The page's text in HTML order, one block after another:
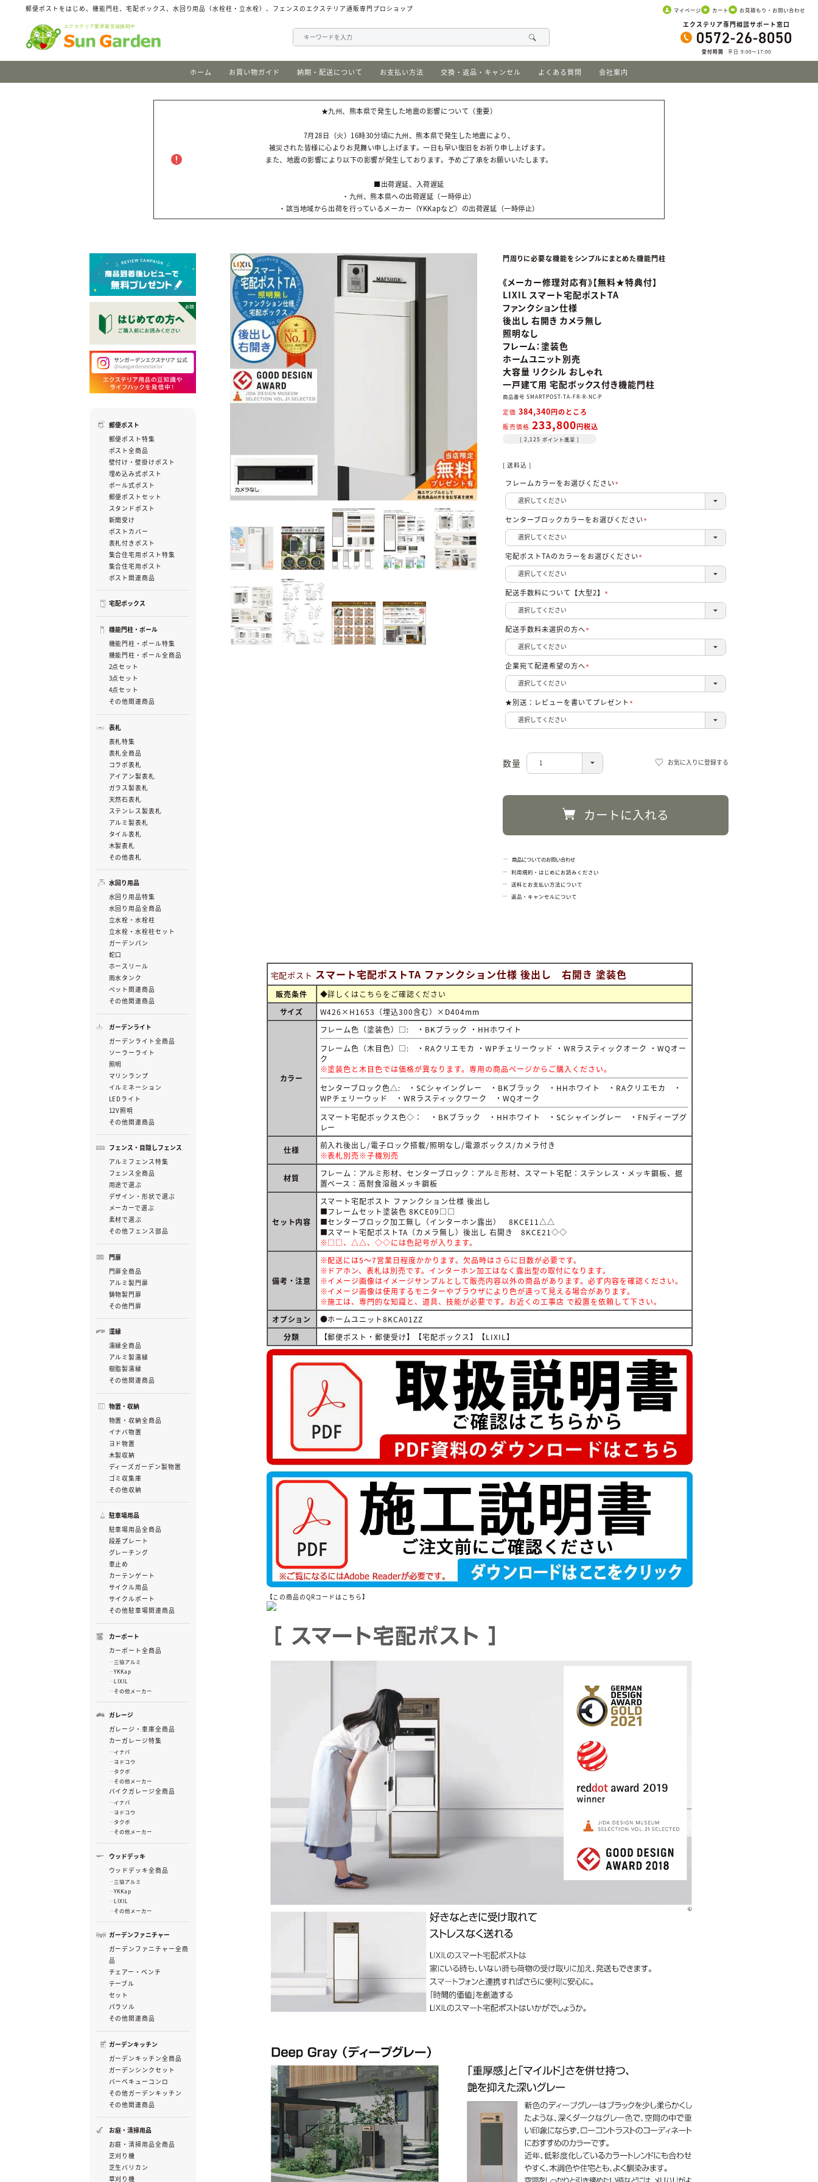
郵便ポストをはじめ、機能門柱、宅配ボックス、水回り用品（水栓柱・立水栓）、フェンスのエクステリア通販専門プロショップ マイページ カート お見積もり・お問い合わせ
エクステリア専門相談サポート窓口
0572-26-8050
受付時間 平日 9:00〜17:00
ホーム お買い物ガイド 納期・配送について お支払い方法 交換・返品・キャンセル よくある質問 会社案内
★九州、熊本県で発生した地震の影響について（重要）
7月28日（火）16時30分頃に九州、熊本県で発生した地震により、
被災された皆様に心よりお見舞い申し上げます。一日も早い復旧をお祈り申し上げます。
また、地震の影響により以下の影響が発生しております。予めご了承をお願いいたします。
■出荷遅延、入荷遅延
・九州、熊本県への出荷遅延（一時停止）
・該当地域から出荷を行っているメーカー（YKKapなど）の出荷遅延（一時停止）
門周りに必要な機能をシンプルにまとめた機能門柱
《メーカー修理対応有》【無料★特典付】
LIXIL スマート宅配ポストTA
ファンクション仕様
後出し 右開き カメラ無し
照明なし
フレーム：塗装色
ホームユニット別売
大容量 リクシル おしゃれ
一戸建て用 宅配ボックス付き機能門柱
商品番号 SMARTPOST-TA-FR-R-NC-P
定価 384,340 のところ
販売価格 233,800 税込
[ 2,125 ポイント進呈 ]
送料込
フレームカラーをお選びください
(必
センターブロックカラーをお選びください
(必
宅配ポストTAのカラーをお選びください
(必
配送手数料について【大型2】
(必
配送手数料未選択の方へ
(必
企業宛て配達希望の方へ
(必
★別送：レビューを書いてプレゼント
(必
お気に入りに登録する
カートに入れる
商品についてのお問い合わせ
利用規約・はじめにお読みください
送料とお支払い方法について
返品・キャンセルについて
宅配ポスト スマート宅配ポストTA ファンクション仕様 後出し 右開き 塗装色
販売条件 ◆詳しくはこちらをご確認ください
サイズ
W426×H1653（埋込300含む）×D404mm
カラー
フレーム色（塗装色）□: ・BKブラック ・HHホワイト
フレーム色（木目色）□: ・RAクリエモカ ・WPチェリーウッド ・WRラスティックオーク ・WQオー
ク
※塗装色と木目色では価格が異なります。専用の商品ページからご購入ください。
センターブロック色△: ・SCシャイングレー ・BKブラック ・HHホワイト ・RAクリエモカ ・
WPチェリーウッド ・WRラスティックワーク ・WQオーク
スマート宅配ボックス色◇： ・BKブラック ・HHホワイト ・SCシャイングレー ・FNディープグ
レー
仕様
前入れ後出し/電子ロック搭載/照明なし/電源ボックス/カメラ付き
※表札別売※子機別売
材質
フレーム：アルミ形材、センターブロック：アルミ形材、スマート宅配：ステンレス・メッキ鋼板、据
置ベース：高耐食溶融メッキ鋼板
セット内容
スマート宅配ポスト ファンクション仕様 後出し
■フレームセット塗装色 8KCE09□□
■センターブロック加工無し（インターホン露出） 8KCE11△△
■スマート宅配ポストTA（カメラ無し）後出し 右開き 8KCE21◇◇
※□□、△△、◇◇には色記号が入ります。
備考・注意
※配送には5～7営業日程度かかります。欠品時はさらに日数が必要です。
※ドアホン、表札は別売です。インターホン加工はなく露出型の取付になります。
※イメージ画像はイメージサンプルとして販売内容以外の商品があります。必ず内容を確認ください。
※イメージ画像は使用するモニターやブラウザにより色が違って見える場合があります。
※施工は、専門的な知識と、道具、技能が必要です。お近くの工事店 で設置を依頼して下さい。
オプション
●ホームユニット8KCA01ZZ
分類
【郵便ポスト・郵便受け】【宅配ボックス】【LIXIL】
【この商品のQRコードはこちら】
郵便ポスト
郵便ポスト特集
ポスト全商品
壁付け・壁掛けポスト
埋め込み式ポスト
ポール式ポスト
郵便ポストセット
スタンドポスト
新聞受け
ポストカバー
表札付きポスト
集合住宅用ポスト特集
集合住宅用ポスト
ポスト関連商品
宅配ボックス
機能門柱・ポール
機能門柱・ポール特集
機能門柱・ポール全商品
2点セット
3点セット
4点セット
その他関連商品
表札
表札特集
表札全商品
コラボ表札
アイアン製表札
ガラス製表札
天然石表札
ステンレス製表札
アルミ製表札
タイル表札
木製表札
その他表札
水回り用品
水回り用品特集
水回り用品全商品
立水栓・水栓柱
立水栓・水栓柱セット
ガーデンパン
蛇口
ホースリール
雨水タンク
ペット関連商品
その他関連商品
ガーデンライト
ガーデンライト全商品
ソーラーライト
照明
マリンランプ
イルミネーション
LEDライト
12V照明
その他関連商品
フェンス・目隠しフェンス
アルミフェンス特集
フェンス全商品
用途で選ぶ
デザイン・形状で選ぶ
メーカーで選ぶ
素材で選ぶ
その他フェンス部品
門扉
門扉全商品
アルミ製門扉
鋳物製門扉
その他門扉
濡縁
濡縁全商品
アルミ製濡縁
樹脂製濡縁
その他関連商品
物置・収納
物置・収納全商品
イナバ物置
ヨド物置
木製収納
ディーズガーデン製物置
ゴミ収集庫
その他収納
駐車場用品
駐車場用品全商品
段差プレート
グレーチング
車止め
カーテンゲート
サイクル用品
サイクルポート
その他駐車場関連商品
カーポート
カーポート全商品
三協アルミ
YKKap
LIXIL
その他メーカー
ガレージ
ガレージ・車庫全商品
カーガレージ特集
イナバ
ヨドコウ
タクボ
その他メーカー
バイクガレージ全商品
イナバ
ヨドコウ
タクボ
その他メーカー
ウッドデッキ
ウッドデッキ全商品
三協アルミ
YKKap
LIXIL
その他メーカー
ガーデンファニチャー
ガーデンファニチャー全商
品
チェアー・ベンチ
テーブル
セット
パラソル
その他関連商品
ガーデンキッチン
ガーデンキッチン全商品
ガーデンシンクセット
バーベキューコンロ
その他ガーデンキッチン
その他関連商品
お庭・清掃用品
お庭・清掃用品全商品
芝刈り機
芝生バリカン
草刈り機